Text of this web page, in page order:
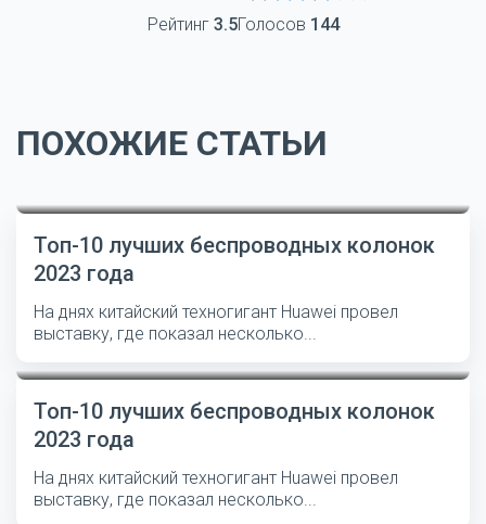
Рейтинг 3.5Голосов 144
ПОХОЖИЕ СТАТЬИ
Топ-10 лучших беспроводных колонок
2023 года
На днях китайский техногигант Huawei провел
выставку, где показал несколько...
Топ-10 лучших беспроводных колонок
2023 года
На днях китайский техногигант Huawei провел
выставку, где показал несколько...